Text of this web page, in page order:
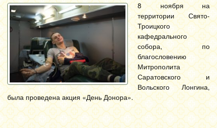
8 ноября на
территории Свято-
Троицкого
кафедрального
собора, по
благословению
Митрополита
Саратовского и
Вольского Лонгина,
была проведена акция «День Донора».